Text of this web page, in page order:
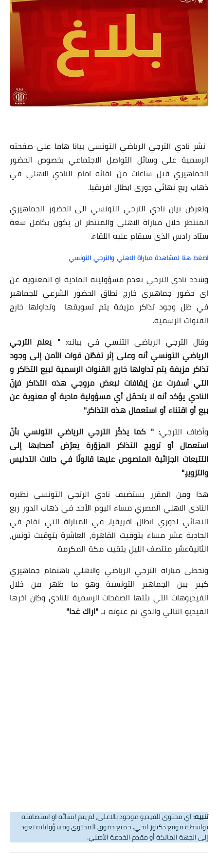
نشر نادي الترجي الرياضي التونسي بيانا هاما علي صفحته
الرسمية على وسائل التواصل الاجتماعي بخصوص الحضور
الجماهيري قبل ساعات من لقائه امام النادي الاهلي في
ذهاب ربع نهائي دوري ابطال افريقيا.
وتعرض بيان نادي الترجي التونسي الى الحضور الجماهيري
المنتظر خلال مباراة الاهلي والمنتظر ان يكون بكامل سعة
ستاد رادس الذي سيقام عليه اللقاء.
اضغط هنا لمشاهدة مباراة الاهلي والترجي التونسي
وشدد نادي الترجي بعدم مسؤوليته المادية او المعنوية عن
اي حضور جماهيري خارج نطاق الحضور الشرعي للجماهير
في ظل وجود تذاكر مزيفة يتم تسويقها وتداولها خارج
القنوات الرسمية.
وقال الترجي الرياضي التنسي في بيانه:" يعلم الترجي
الرياضي التونسي أنه وعلى إثر تفطّن قوات الأمن إلى وجود
تذاكر مزيفة يتم تداولها خارج القنوات الرسمية لبيع التذاكر و
التي أسفرت عن إيقافات لبعض مروجي هذه التذاكر فإنّ
النادي يؤكد أنه لا يتحمّل أي مسؤولية مادية أو معنوية عن
بيع أو اقتناء أو استعمال هذه التذاكر."
وأضاف الترجي:" كما يذكّر الترجي الرياضي التونسي بأنّ
استعمال أو ترويج التذاكر المزوّرة يعرّض أصحابها إلى
التتبعات الجزائية المنصوص عليها قانونًا في حالات التدليس
والتزوير."
هذا ومن المقرر يستضيف نادي الرتجي التونسي نظيره
النادي الاهلي المصري مساء اليوم الأحد في ذهاب الدور ربع
النهائي لدوري ابطال افريقيا، في المباراة التي تقام في
الحادية عشر مساء بتوقيت القاهرة، العاشرة بتوقيت تونس،
الثانيةعشر منتصف الليل بتقيت مكة المكرمة.
وتحظى مباراة الترجي الرياضي والاهلي باهتمام جماهيري
كبير بين الجماهير التونسية وهو ما ظهر من خلال
الفيديوهات التي بثتها الصفحات الرسمية للنادي وكان اخرها
الفيديو التالي والذي تم عنوته بـ "اراك غدا"
تنبيه:اي محتوى للفيديو موجود بالاعلى, لم يتم انشائه او استضافته
بواسطة موقع دكتور ايجي. جميع حقوق المحتوى ومسؤولياته تعود
إلى الجهة المالكة أو مقدم الخدمة الأصلي.